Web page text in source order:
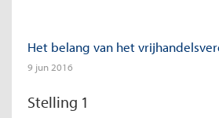
Het belang van het
9 jun 2016
Stelling 1